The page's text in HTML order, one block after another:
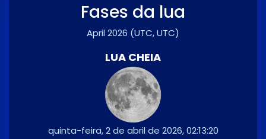
Fases da lua
April 2026 (UTC, UTC)
LUA CHEIA
quinta-feira, 2 de abril de 2026, 02:13:20